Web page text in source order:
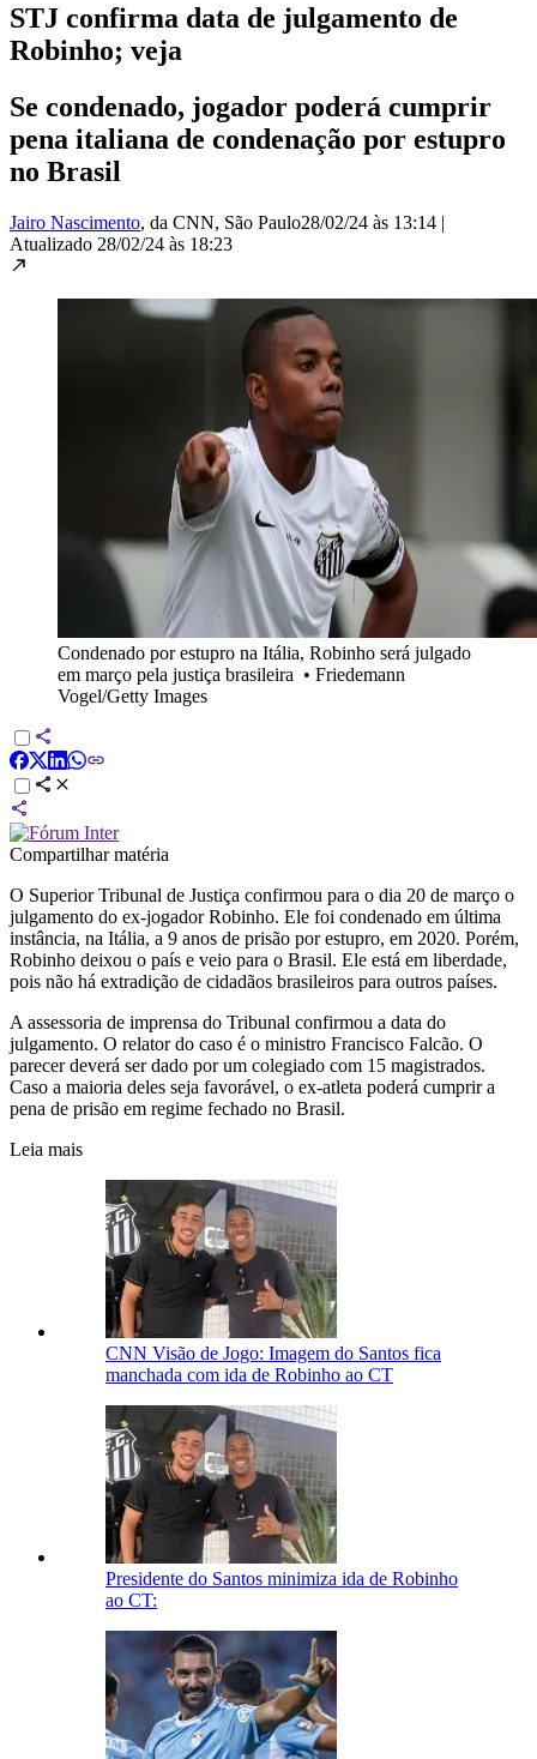
STJ confirma data de julgamento de
Robinho; veja
Se condenado, jogador poderá cumprir
pena italiana de condenação por estupro
no Brasil
Jairo Nascimento, da CNN, São Paulo28/02/24 às 13:14 |
Atualizado 28/02/24 às 18:23
Condenado por estupro na Itália, Robinho será julgado
em março pela justiça brasileira • Friedemann
Vogel/Getty Images
Compartilhar matéria
O Superior Tribunal de Justiça confirmou para o dia 20 de março o
julgamento do ex-jogador Robinho. Ele foi condenado em última
instância, na Itália, a 9 anos de prisão por estupro, em 2020. Porém,
Robinho deixou o país e veio para o Brasil. Ele está em liberdade,
pois não há extradição de cidadãos brasileiros para outros países.
A assessoria de imprensa do Tribunal confirmou a data do
julgamento. O relator do caso é o ministro Francisco Falcão. O
parecer deverá ser dado por um colegiado com 15 magistrados.
Caso a maioria deles seja favorável, o ex-atleta poderá cumprir a
pena de prisão em regime fechado no Brasil.
Leia mais
CNN Visão de Jogo: Imagem do Santos fica
manchada com ida de Robinho ao CT
Presidente do Santos minimiza ida de Robinho
ao CT: